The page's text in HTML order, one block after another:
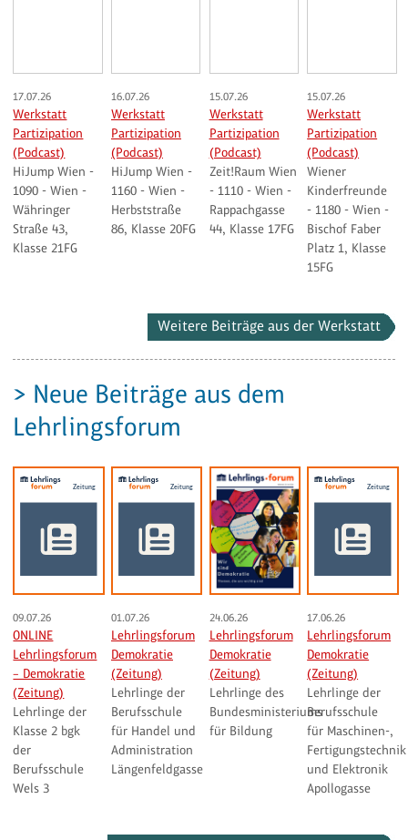
17.07.26
Werkstatt
Partizipation
(Podcast)
HiJump Wien -
1090 - Wien -
Währinger
Straße 43,
Klasse 21FG
16.07.26
Werkstatt
Partizipation
(Podcast)
HiJump Wien -
1160 - Wien -
Herbststraße
86, Klasse 20FG
15.07.26
Werkstatt
Partizipation
(Podcast)
Zeit!Raum Wien
- 1110 - Wien -
Rappachgasse
44, Klasse 17FG
15.07.26
Werkstatt
Partizipation
(Podcast)
Wiener
Kinderfreunde
- 1180 - Wien -
Bischof Faber
Platz 1, Klasse
15FG
Weitere Beiträge aus der Werkstatt
> Neue Beiträge aus dem
Lehrlingsforum
09.07.26
ONLINE
Lehrlingsforum
– Demokratie
(Zeitung)
Lehrlinge der
Klasse 2 bgk
der
Berufsschule
Wels 3
01.07.26
Lehrlingsforum
Demokratie
(Zeitung)
Lehrlinge der
Berufsschule
für Handel und
Administration
Längenfeldgasse
24.06.26
Lehrlingsforum
Demokratie
(Zeitung)
Lehrlinge des
Bundesministeriums
für Bildung
17.06.26
Lehrlingsforum
Demokratie
(Zeitung)
Lehrlinge der
Berufsschule
für Maschinen-,
Fertigungstechnik
und Elektronik
Apollogasse